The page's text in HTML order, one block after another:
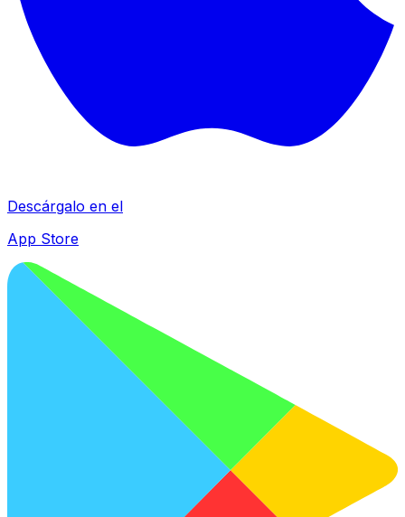
Descárgalo en el
App Store